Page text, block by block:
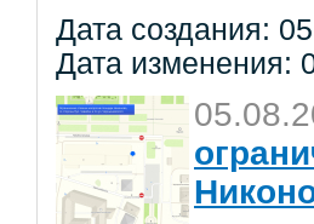
Дата создания:
Дата изменения: